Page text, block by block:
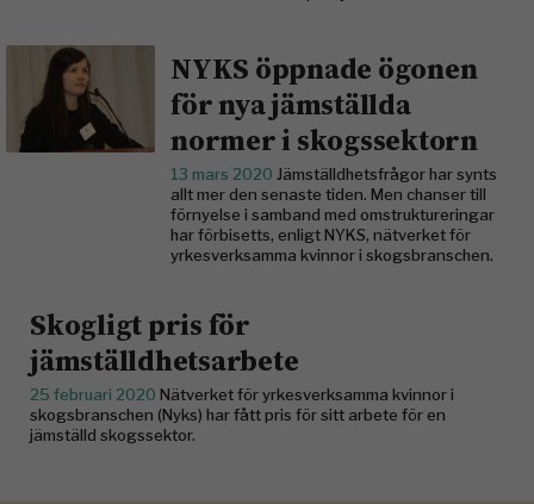
NYKS öppnade ögonen
för nya jämställda
normer i skogssektorn
13 mars 2020 Jämställdhetsfrågor har synts
allt mer den senaste tiden. Men chanser till
förnyelse i samband med omstruktureringar
har förbisetts, enligt NYKS, nätverket för
yrkesverksamma kvinnor i skogsbranschen.
Skogligt pris för
jämställdhetsarbete
25 februari 2020 Nätverket för yrkesverksamma kvinnor i
skogsbranschen (Nyks) har fått pris för sitt arbete för en
jämställd skogssektor.